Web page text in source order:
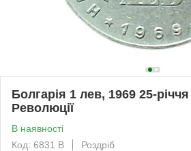
Болгарія 1 лев, 1969 25-річчя
Революції
В наявності
Код: 6831 B
Роздріб